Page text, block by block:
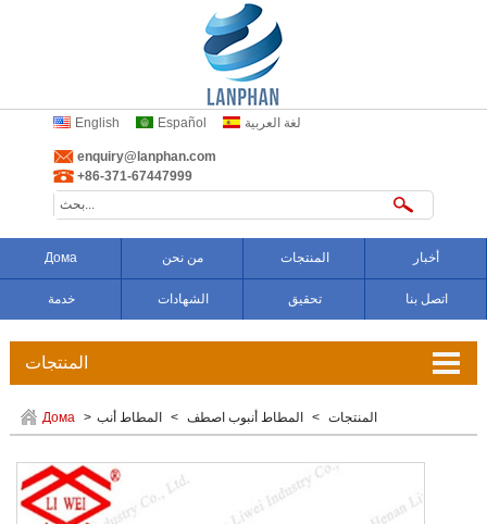
English Español لغة العربية
enquiry@lanphan.com
+86-371-67447999
Дома من نحن المنتجات أخبار
خدمة الشهادات تحقيق اتصل بنا
المنتجات
تعويض المموج
تجهيزات الصلب
Дома > المنتجات > المطاط أنبوب اصطف > المطاط أنب